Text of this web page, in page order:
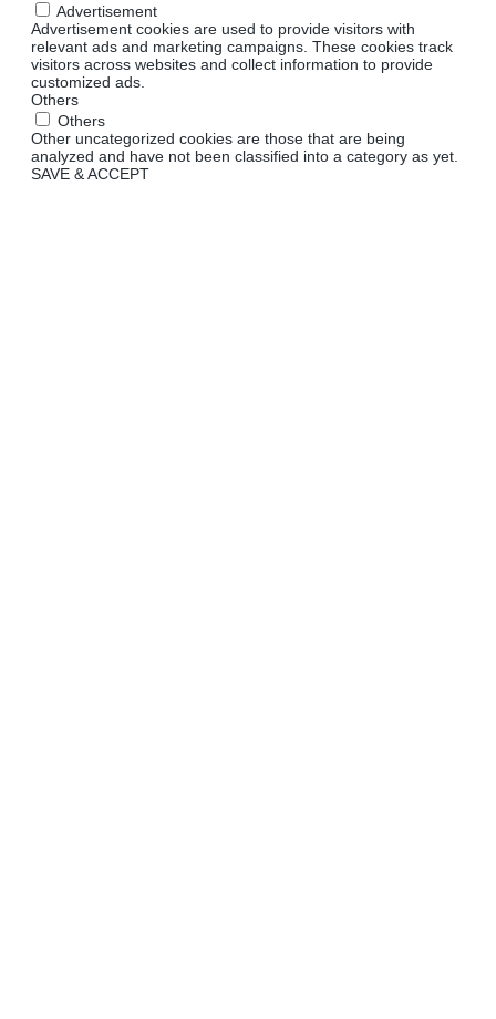
Advertisement
Advertisement cookies are used to provide visitors with
relevant ads and marketing campaigns. These cookies track
visitors across websites and collect information to provide
customized ads.
Others
Others
Other uncategorized cookies are those that are being
analyzed and have not been classified into a category as yet.
SAVE & ACCEPT